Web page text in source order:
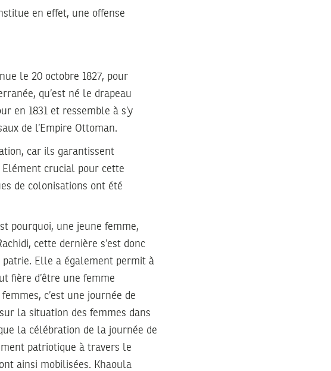
en effet, une offense
le 20 octobre 1827, pour
qu’est né le drapeau
en 1831 et ressemble à s’y
de l’Empire Ottoman.
car ils garantissent
Elément crucial pour cette
de colonisations ont été
pourquoi, une jeune femme,
cette dernière s’est donc
Elle a également permit à
fière d’être une femme
c’est une journée de
la situation des femmes dans
la célébration de la journée de
patriotique à travers le
ainsi mobilisées. Khaoula